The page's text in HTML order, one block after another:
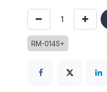
RM-014S+